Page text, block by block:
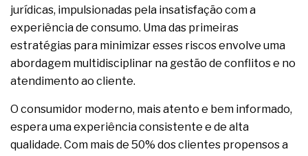
jurídicas, impulsionadas pela insatisfação com a
experiência de consumo. Uma das primeiras
estratégias para minimizar esses riscos envolve uma
abordagem multidisciplinar na gestão de conflitos e no
atendimento ao cliente.
O consumidor moderno, mais atento e bem informado,
espera uma experiência consistente e de alta
qualidade. Com mais de 50% dos clientes propensos a